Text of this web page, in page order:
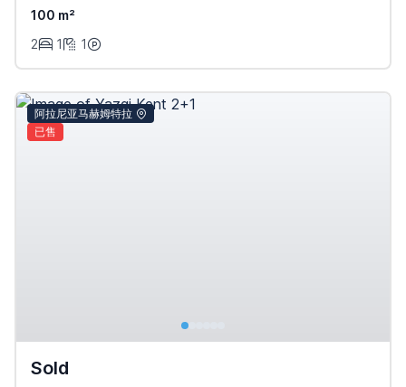
100 m²
2
1 1
阿拉尼亚马赫姆特拉
已售
Sold